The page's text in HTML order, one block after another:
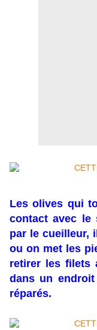
Les olives qui
contact avec le
par le cueilleur,
ou on met les
retirer les filets
dans un
réparés.